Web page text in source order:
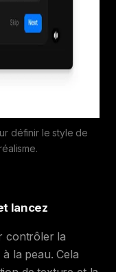
définir le style de
lancez
contrôler la
la peau. Cela